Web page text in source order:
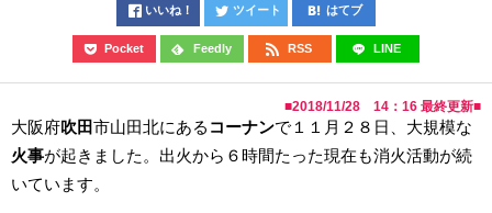
いいね！ ツイート はてブ
Pocket Feedly RSS LINE
■2018/11/28 14：16 最終更新■
大阪府吹田市山田北にある コーナンで１１月２８日、大規模な
火事が起きました。出火から６時間たった現在も消火活動が続
いています。